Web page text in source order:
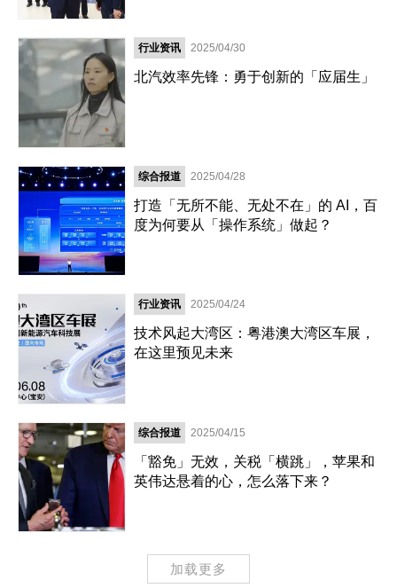
行业资讯 2025/04/30
北汽效率先锋：勇于创新的「应届生」
综合报道 2025/04/28
打造「无所不能、无处不在」的 AI，百
度为何要从「操作系统」做起？
行业资讯 2025/04/24
技术风起大湾区：粤港澳大湾区车展，
在这里预见未来
综合报道 2025/04/15
「豁免」无效，关税「横跳」，苹果和
英伟达悬着的心，怎么落下来？
加载更多